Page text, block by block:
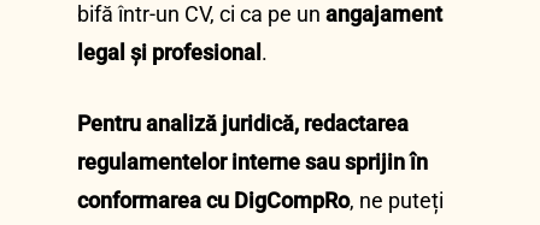
bifă într-un CV, ci ca pe un angajament
legal și profesional .
Pentru analiză juridică, redactarea
regulamentelor interne sau sprijin în
conformarea cu DigCompRo, ne puteți